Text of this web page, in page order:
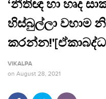
‘නීතිඥ හා හෘද
හිස්බුල්ලා වහාම
කරන්න!'[ඒකාබද්ධ
VIKALPA
on August 28, 2021